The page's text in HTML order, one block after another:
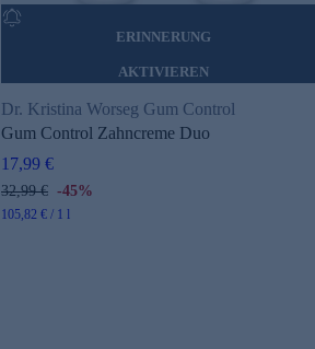
ERINNERUNG
AKTIVIEREN
Dr. Kristina Worseg Gum Control
Gum Control Zahncreme Duo
17,99 €
32,99 € -45%
105,82 € / 1 l